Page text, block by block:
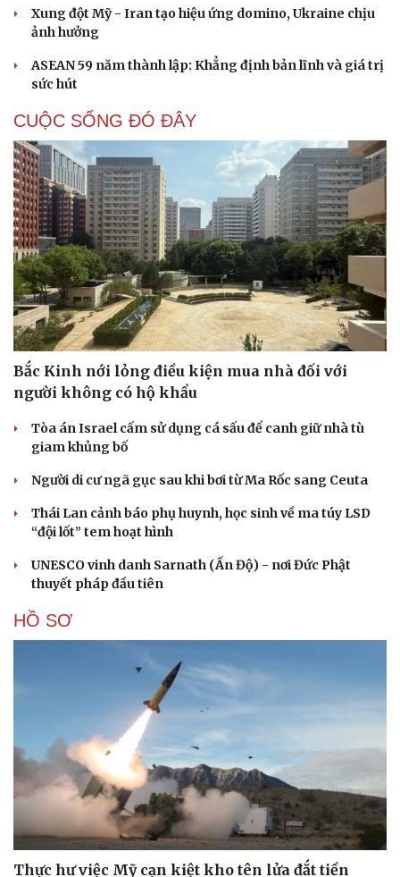
Xung đột Mỹ - Iran tạo hiệu ứng domino, Ukraine chịu
ảnh hưởng
ASEAN 59 năm thành lập: Khẳng định bản lĩnh và giá trị
sức hút
CUỘC SỐNG ĐÓ ĐÂY
Bắc Kinh nới lỏng điều kiện mua nhà đối với
người không có hộ khẩu
Tòa án Israel cấm sử dụng cá sấu để canh giữ nhà tù
giam khủng bố
Người di cư ngã gục sau khi bơi từ Ma Rốc sang Ceuta
Thái Lan cảnh báo phụ huynh, học sinh về ma túy LSD
“đội lốt” tem hoạt hình
UNESCO vinh danh Sarnath (Ấn Độ) - nơi Đức Phật
thuyết pháp đầu tiên
HỒ SƠ
Thực hư việc Mỹ cạn kiệt kho tên lửa đắt tiền